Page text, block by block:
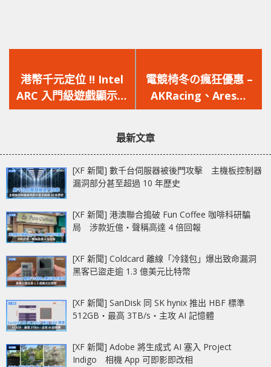
一
篇
文
港幣千元定位 !! Intel
ARC 入門級遊戲顯示卡
DG2-128EU 規格及價
一
篇
文
電競椅冬の瘋狂優惠 –
AKRacing、Ares、
OCPC、Vertagear 多
最新文章
[XF 新聞] 數千台伺服器被後門攻擊 主機板控制器
漏洞部分甚至超過 10 年歷史
[XF 新聞] 港澳聯合搗破 Fun Coffee 咖啡科研騙
局 涉款近億‧聲稱高達 4 倍回報
[XF 新聞] Coldcard 離線「冷錢包」爆出致命漏洞
黑客已盜走逾 1.3 億美元比特幣
[XF 新聞] SanDisk 同 SK hynix 推出 HBF 標準
512GB‧最高 3TB/s‧主攻 AI 記憶體
[XF 新聞] Adobe 將生成式 AI 塞入 Project
Indigo 相機 App 可即影即改相